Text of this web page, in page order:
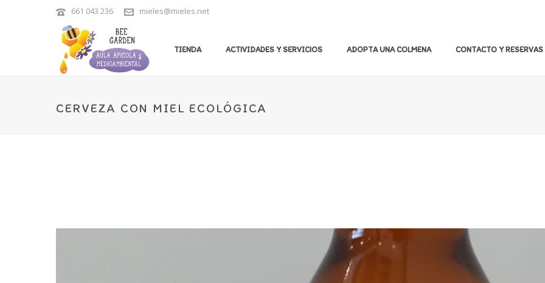
661 043 236 mieles@mieles.net
TIENDA ACTIVIDADES Y SERVICIOS ADOPTA UNA COLMENA CONTACTO Y RESERVAS
CERVEZA CON MIEL ECOLÓGICA